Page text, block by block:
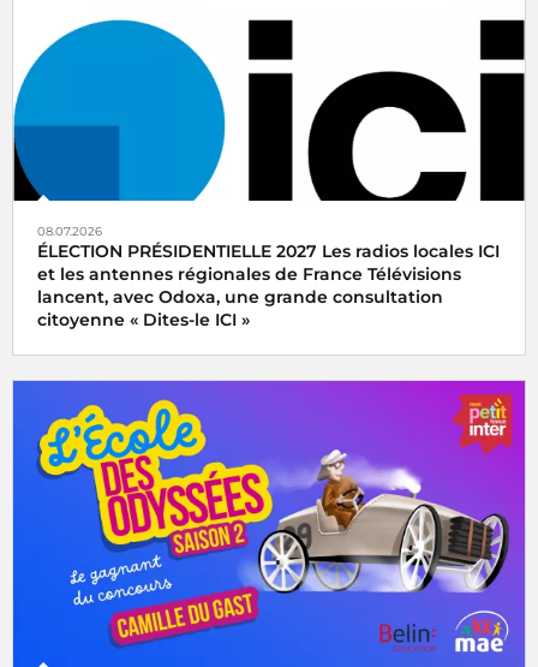
08.07.2026
ÉLECTION PRÉSIDENTIELLE 2027 Les radios locales ICI
et les antennes régionales de France Télévisions
lancent, avec Odoxa, une grande consultation
citoyenne « Dites-le ICI »